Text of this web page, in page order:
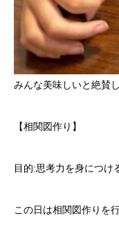
みんな美味しいと絶賛
【相関図作り】
目的:思考力を身につけ
この日は相関図作りを